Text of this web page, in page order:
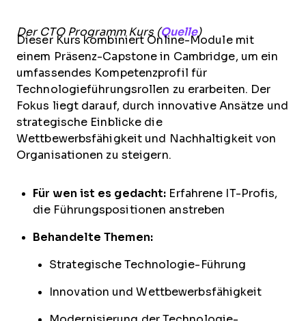
Der CTO Programm Kurs (Quelle)
Dieser Kurs kombiniert Online-Module mit
einem Präsenz-Capstone in Cambridge, um ein
umfassendes Kompetenzprofil für
Technologieführungsrollen zu erarbeiten. Der
Fokus liegt darauf, durch innovative Ansätze und
strategische Einblicke die
Wettbewerbsfähigkeit und Nachhaltigkeit von
Organisationen zu steigern.
Für wen ist es gedacht: Erfahrene IT-Profis,
die Führungspositionen anstreben
Behandelte Themen:
Strategische Technologie-Führung
Innovation und Wettbewerbsfähigkeit